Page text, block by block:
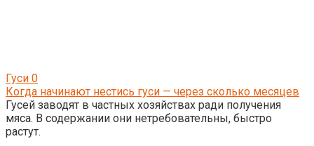
Гуси 0
Когда начинают нестись гуси — через сколько месяцев
Гусей заводят в частных хозяйствах ради получения
мяса. В содержании они нетребовательны, быстро
растут.